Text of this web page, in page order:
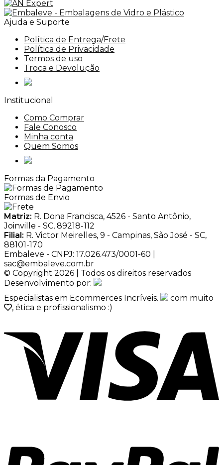
Ajuda e Suporte
Política de Entrega/Frete
Política de Privacidade
Termos de uso
Troca e Devolução
Institucional
Como Comprar
Fale Conosco
Minha conta
Quem Somos
Formas da Pagamento
Formas de Envio
Matriz: R. Dona Francisca, 4526 - Santo Antônio,
Joinville - SC, 89218-112
Filial: R. Victor Meirelles, 9 - Campinas, São José - SC,
88101-170
Embaleve - CNPJ: 17.026.473/0001-60 |
sac@embaleve.com.br
© Copyright 2026 | Todos os direitos reservados
Desenvolvimento por:
Especialistas em Ecommerces Incríveis.
com muito
, ética e profissionalismo :)